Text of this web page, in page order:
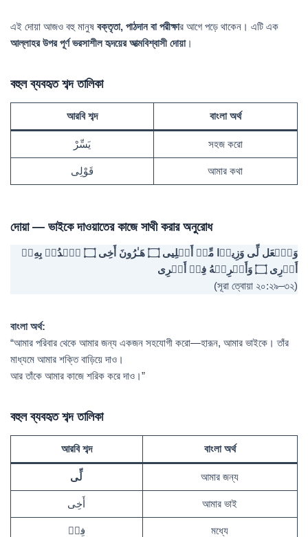
এই দোয়া আজও বহু মানুষ বক্তৃতা, পাঠদান বা পরীক্ষার আগে পড়ে থাকেন। এটি এক
আল্লাহর উপর পূর্ণ ভরসাশীল হৃদয়ের আত্মবিশ্বাসী দোয়া।
বহুল ব্যবহৃত শব্দ তালিকা
আরবি শব্দ বাংলা অর্থ
يَسِّرْ সহজ করো
قَوْلِى আমার কথা
দোয়া — ভাইকে দাওয়াতের কাজে সাথী করার অনুরোধ
وَٱجۡعَل لِّی وَزِیرࣰا مِّنۡ أَهۡلِیى ۝ هَـٰرُونَ أَخِی ۝ ٱشۡدُدۡ بِهِۦۤ
أَزۡرِی ۝ وَأَشۡرِكۡهُ فِیۤ أَمۡرِی
(সূরা ত্বোয়া ২০:২৯–৩২)
বাংলা অর্থ:
“আমার পরিবার থেকে আমার জন্য একজন সহযোগী করো—হারূন, আমার ভাইকে। তাঁর
মাধ্যমে আমার শক্তি বাড়িয়ে দাও।
আর তাঁকে আমার কাজে শরিক করে দাও।”
বহুল ব্যবহৃত শব্দ তালিকা
আরবি শব্দ বাংলা অর্থ
لِّی আমার জন্য
أَخِى আমার ভাই
فِیۤ মধ্যে